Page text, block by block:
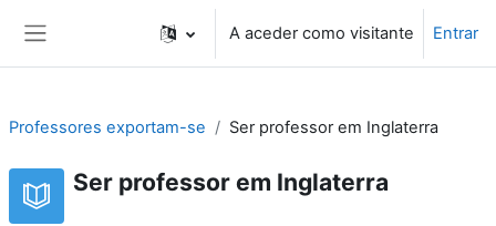
A aceder como visitante Entrar
Professores exportam-se Ser professor em Inglaterra
Ser professor em Inglaterra